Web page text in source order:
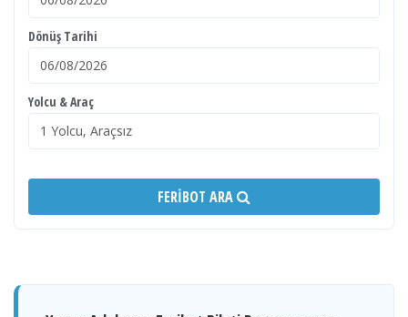
Dönüş Tarihi
Yolcu & Araç
FERIBOT ARA